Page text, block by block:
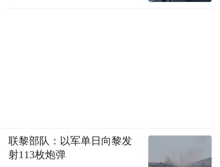
联黎部队：以军单日向黎发
射113枚炮弹